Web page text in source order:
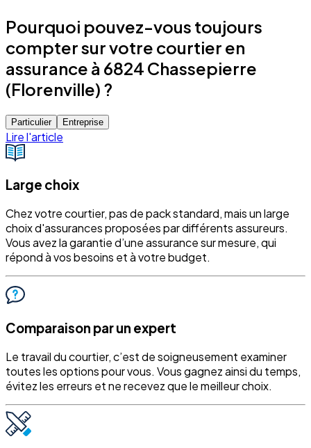
Pourquoi pouvez-vous toujours
compter sur votre courtier en
assurance à 6824 Chassepierre
(Florenville) ?
Particulier Entreprise
Lire l'article
Large choix
Chez votre courtier, pas de pack standard, mais un large
choix d'assurances proposées par différents assureurs.
Vous avez la garantie d’une assurance sur mesure, qui
répond à vos besoins et à votre budget.
Comparaison par un expert
Le travail du courtier, c’est de soigneusement examiner
toutes les options pour vous. Vous gagnez ainsi du temps,
évitez les erreurs et ne recevez que le meilleur choix.